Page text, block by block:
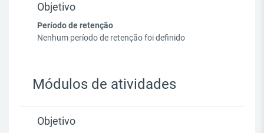
Objetivo
Período de retenção
Nenhum período de retenção foi definido
Módulos de atividades
Objetivo